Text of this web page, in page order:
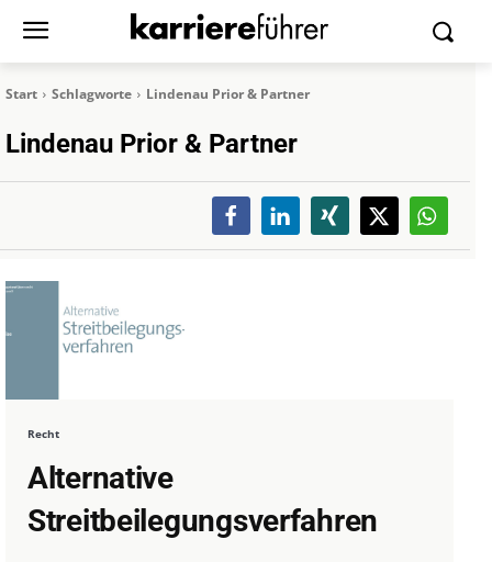
Start Schlagworte Lindenau Prior & Partner
Lindenau Prior & Partner
Recht
Alternative
Streitbeilegungsverfahren